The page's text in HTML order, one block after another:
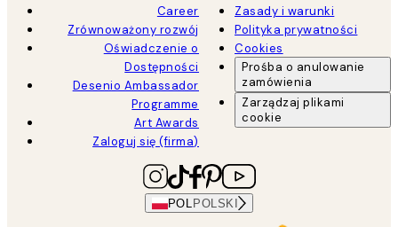
Career
Zrównoważony rozwój
Oświadczenie o
Dostępności
Desenio Ambassador
Programme
Art Awards
Zaloguj się (firma)
Zasady i warunki
Polityka prywatności
Cookies
Prośba o anulowanie
zamówienia
Zarządzaj plikami
cookie
POL POLSKI